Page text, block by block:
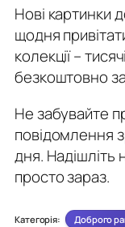
Нові картинки
щодня
колекції –
безкоштовно
Не забувайте
повідомлення
дня. Надішліть
просто зараз.
Категорія: Доброго